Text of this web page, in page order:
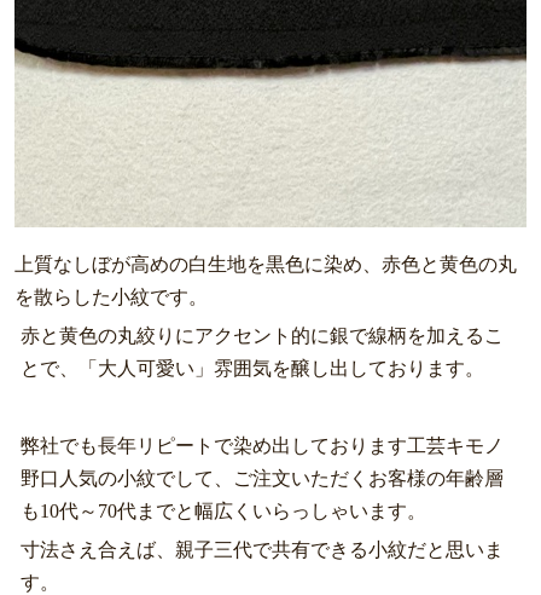
上質なしぼが高めの白生地を黒色に染め、赤色と黄色の丸
を散らした小紋です。
赤と黄色の丸絞りにアクセント的に銀で線柄を加えるこ
とで、「大人可愛い」雰囲気を醸し出しております。
弊社でも長年リピートで染め出しております工芸キモノ
野口人気の小紋でして、ご注文いただくお客様の年齢層
も10代～70代までと幅広くいらっしゃいます。
寸法さえ合えば、親子三代で共有できる小紋だと思いま
す。